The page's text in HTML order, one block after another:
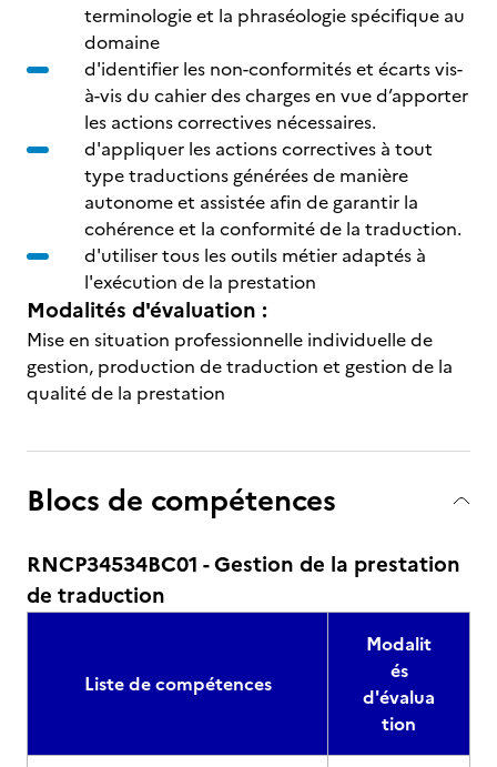
terminologie et la phraséologie spécifique au
domaine
d'identifier les non-conformités et écarts vis-
à-vis du cahier des charges en vue d’apporter
les actions correctives nécessaires.
d'appliquer les actions correctives à tout
type traductions générées de manière
autonome et assistée afin de garantir la
cohérence et la conformité de la traduction.
d'utiliser tous les outils métier adaptés à
l'exécution de la prestation
Modalités d'évaluation :
Mise en situation professionnelle individuelle de
gestion, production de traduction et gestion de la
qualité de la prestation
Blocs de compétences
RNCP34534BC01 - Gestion de la prestation
de traduction
Liste de compétences
Modalit
és
d'évalua
tion